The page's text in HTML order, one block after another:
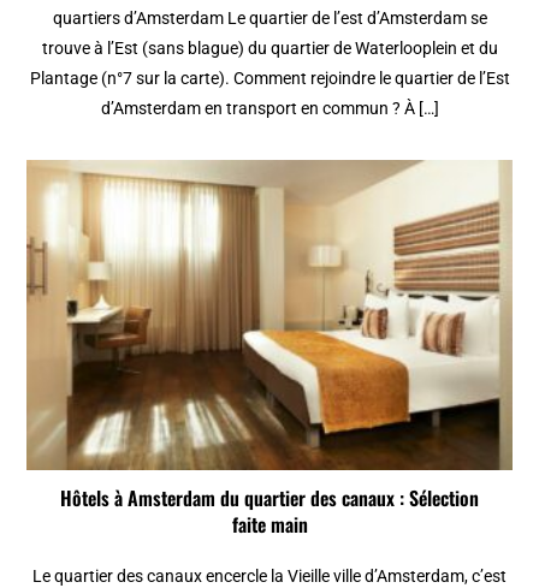
quartiers d’Amsterdam Le quartier de l’est d’Amsterdam se
trouve à l’Est (sans blague) du quartier de Waterlooplein et du
Plantage (n°7 sur la carte). Comment rejoindre le quartier de l’Est
d’Amsterdam en transport en commun ? À […]
Hôtels à Amsterdam du quartier des canaux : Sélection
faite main
Le quartier des canaux encercle la Vieille ville d’Amsterdam, c’est